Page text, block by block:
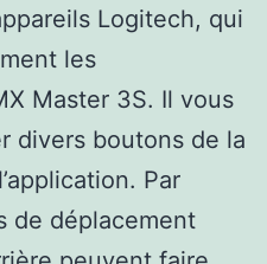
Logitech, qui
les
Master 3S. Il vous
divers boutons de la
Par
de déplacement